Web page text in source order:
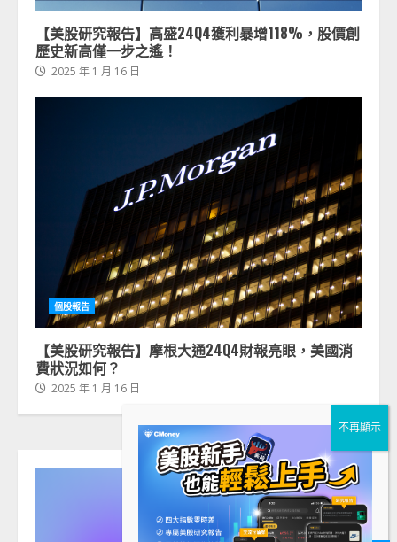
【美股研究報告】高盛24Q4獲利暴增118%，股價創
歷史新高僅一步之遙！
2025 年 1 月 16 日
個股報告
【美股研究報告】摩根大通24Q4財報亮眼，美國消
費狀況如何？
2025 年 1 月 16 日